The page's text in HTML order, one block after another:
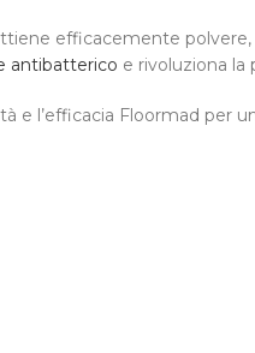
efficacemente
antibatterico e rivoluziona la
e l’efficacia Floormad per